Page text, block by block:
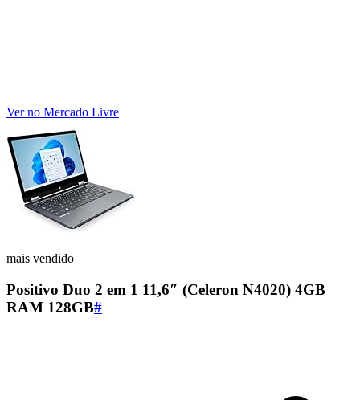
Ver no Mercado Livre
mais vendido
Positivo Duo 2 em 1 11,6″ (Celeron N4020) 4GB
RAM 128GB#